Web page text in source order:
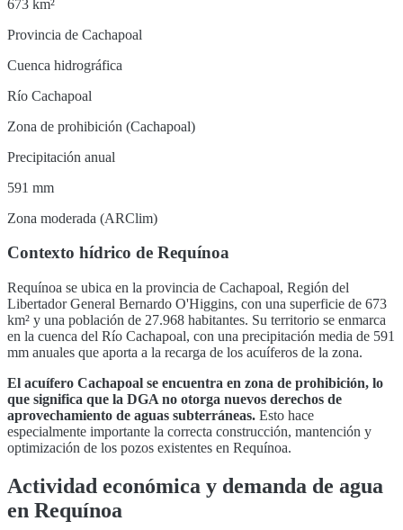
673 km²
Provincia de Cachapoal
Cuenca hidrográfica
Río Cachapoal
Zona de prohibición (Cachapoal)
Precipitación anual
591 mm
Zona moderada (ARClim)
Contexto hídrico de Requínoa
Requínoa se ubica en la provincia de Cachapoal, Región del
Libertador General Bernardo O'Higgins, con una superficie de 673
km² y una población de 27.968 habitantes. Su territorio se enmarca
en la cuenca del Río Cachapoal, con una precipitación media de 591
mm anuales que aporta a la recarga de los acuíferos de la zona.
El acuífero Cachapoal se encuentra en zona de prohibición, lo
que significa que la DGA no otorga nuevos derechos de
aprovechamiento de aguas subterráneas. Esto hace
especialmente importante la correcta construcción, mantención y
optimización de los pozos existentes en Requínoa.
Actividad económica y demanda de agua
en Requínoa